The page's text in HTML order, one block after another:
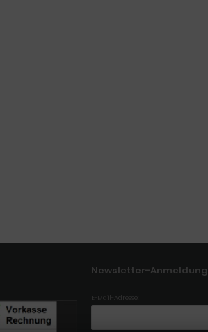
Newsletter-Anmeldung
E-Mail-Adresse: